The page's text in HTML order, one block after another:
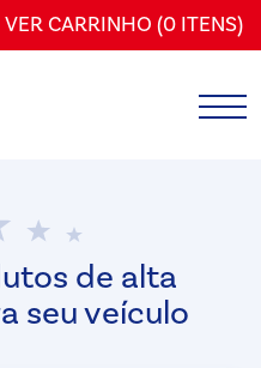
VER CARRINHO (0 ITENS)
de alta
seu veículo